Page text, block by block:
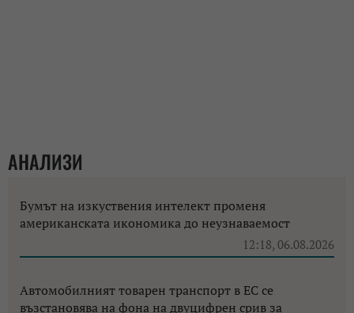
АНАЛИЗИ
Бумът на изкуствения интелект променя
американската икономика до неузнаваемост
12:18, 06.08.2026
Автомобилният товарен транспорт в ЕС се
възстановява на фона на двуцифрен срив за